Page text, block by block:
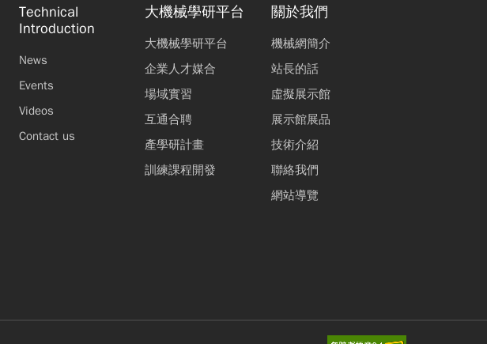
Technical
Introduction
News
Events
Videos
Contact us
大機械學研平台
大機械學研平台
企業人才媒合
場域實習
互通合聘
產學研計畫
訓練課程開發
關於我們
機械網簡介
站長的話
虛擬展示館
展示館展品
技術介紹
聯絡我們
網站導覽